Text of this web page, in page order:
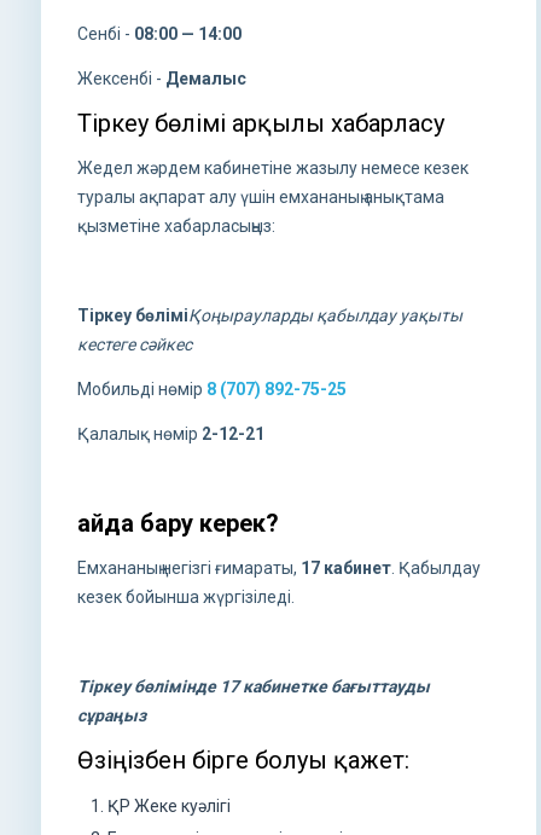
Сенбі - 08:00 — 14:00
Жексенбі - Демалыс
Тіркеу бөлімі арқылы хабарласу
Жедел жәрдем кабинетіне жазылу немесе кезек
туралы ақпарат алу үшін емхананың анықтама
қызметіне хабарласыңыз:
Тіркеу бөліміҚоңырауларды қабылдау уақыты
кестеге сәйкес
Мобильді нөмір 8 (707) 892-75-25
Қалалық нөмір 2-12-21
Қайда бару керек?
Емхананың негізгі ғимараты, 17 кабинет . Қабылдау
кезек бойынша жүргізіледі.
Тіркеу бөлімінде 17 кабинетке бағыттауды
сұраңыз
Өзіңізбен бірге болуы қажет:
ҚР Жеке куәлігі